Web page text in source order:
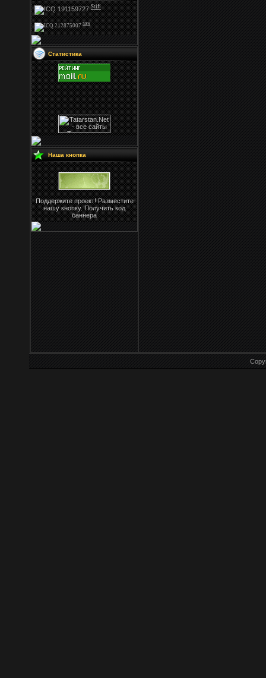
Stifi
NFS
Статистика
Наша кнопка
Поддержите проект! Разместите
нашу кнопку. Получить код
баннера